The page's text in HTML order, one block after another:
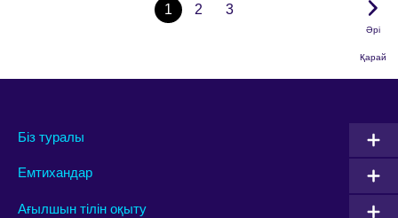
1 2 3
Әрі
Қарай
Біз туралы
Емтихандар
Ағылшын тілін оқыту